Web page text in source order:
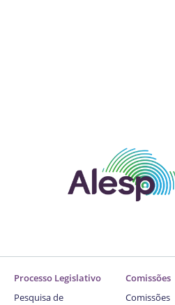
Processo Legislativo
Pesquisa de
Comissões
Comissões